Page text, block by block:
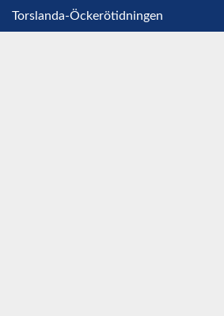
Torslanda-Öckerötidningen